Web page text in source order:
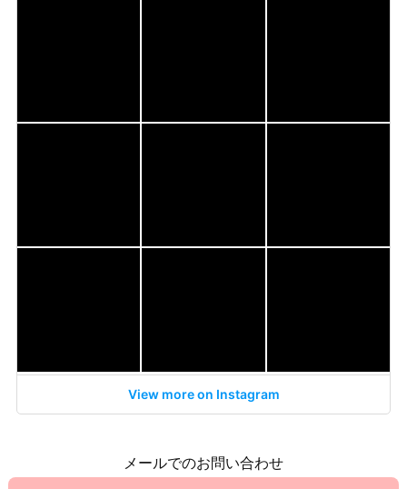
View more on Instagram
メールでのお問い合わせ